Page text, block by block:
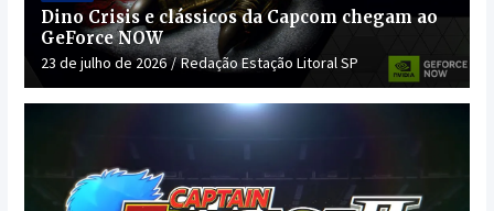
Dino Crisis e clássicos da Capcom chegam ao
GeForce NOW
23 de julho de 2026 Redação Estação Litoral SP